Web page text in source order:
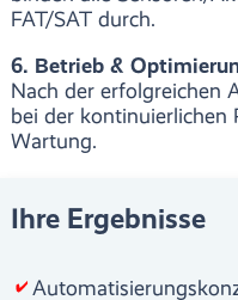
FAT/SAT durch.
6. Betrieb &
Nach der erfolgreichen
bei der kontinuierlichen
Wartung.
Ihre Ergebnisse